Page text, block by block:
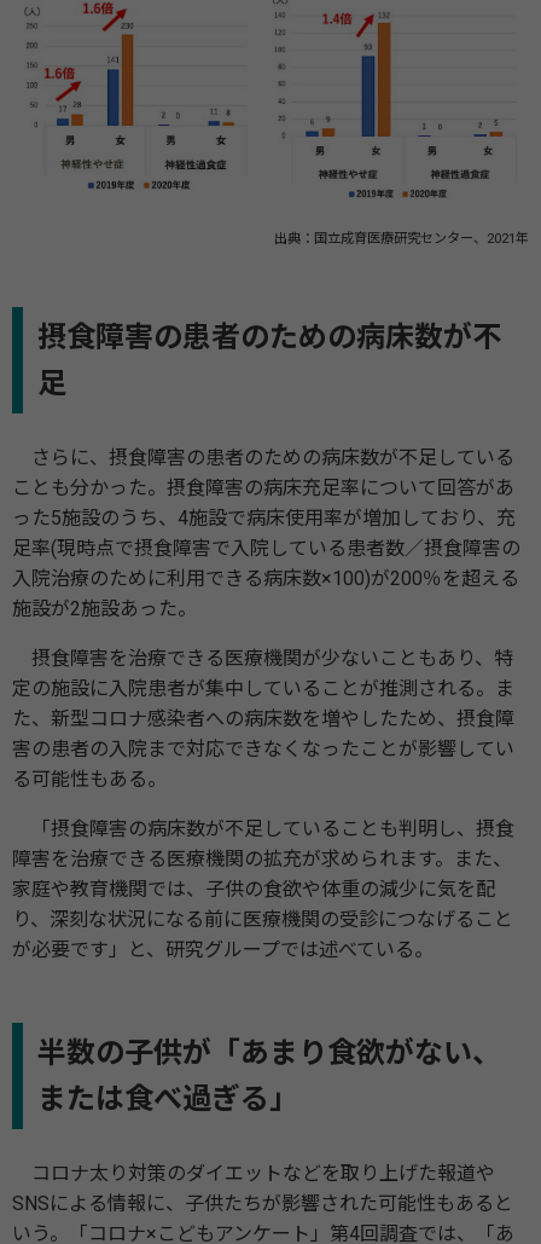
出典：国立成育医療研究センター、2021年
摂食障害の患者のための病床数が不
足
さらに、摂食障害の患者のための病床数が不足している
ことも分かった。摂食障害の病床充足率について回答があ
った5施設のうち、4施設で病床使用率が増加しており、充
足率(現時点で摂食障害で入院している患者数／摂食障害の
入院治療のために利用できる病床数×100)が200％を超える
施設が2施設あった。
摂食障害を治療できる医療機関が少ないこともあり、特
定の施設に入院患者が集中していることが推測される。ま
た、新型コロナ感染者への病床数を増やしたため、摂食障
害の患者の入院まで対応できなくなったことが影響してい
る可能性もある。
「摂食障害の病床数が不足していることも判明し、摂食
障害を治療できる医療機関の拡充が求められます。また、
家庭や教育機関では、子供の食欲や体重の減少に気を配
り、深刻な状況になる前に医療機関の受診につなげること
が必要です」と、研究グループでは述べている。
半数の子供が「あまり食欲がない、
または食べ過ぎる」
コロナ太り対策のダイエットなどを取り上げた報道や
SNSによる情報に、子供たちが影響された可能性もあると
いう。「コロナ×こどもアンケート」第4回調査では、「あ